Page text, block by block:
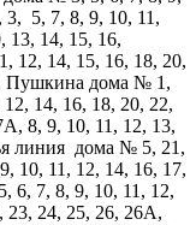
5, 7, 8, 9, 10, 11,
14, 15, 16,
12, 14, 15, 16, 18, 20,
Пушкина дома № 1,
14, 16, 18, 20, 22,
8, 9, 10, 11, 12, 13,
линия дома № 5, 21,
10, 11, 12, 14, 16, 17,
6, 7, 8, 9, 10, 11, 12,
23, 24, 25, 26, 26А,